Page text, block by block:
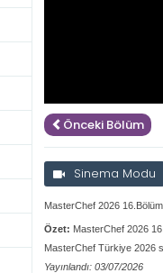
Önceki Bölüm
Sinema Modu
MasterChef 2026
Özet: MasterChef 2026
MasterChef Türkiye 2026
Yayınlandı: 03/07/2026